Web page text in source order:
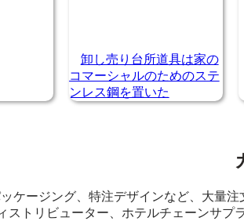
卸し売り台所道具は家の
コマーシャルのためのステ
ンレス鋼を置いた
ケージング、特注デザインなど、大量
ストリビューター、ホテルチェーンサ